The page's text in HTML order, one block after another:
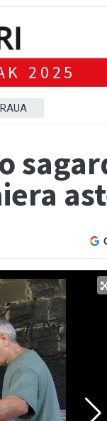
2025